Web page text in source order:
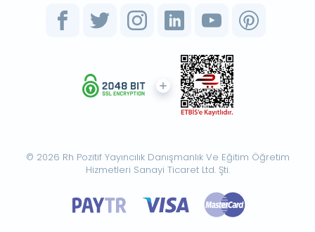
© 2026 Rh Pozitif Yayıncılık Danışmanlık Ve Eğitim Öğretim
Hizmetleri Sanayi Ticaret Ltd. Şti.